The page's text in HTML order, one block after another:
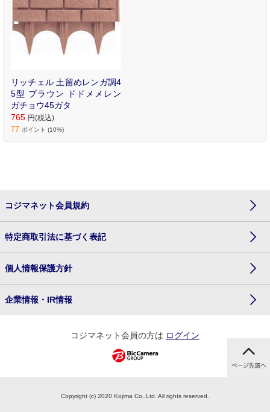
リッチェル 土留めレンガ調4
5型 ブラウン ドドメメレン
ガチョウ45ガタ
765 円(税込)
77 ポイント (10%)
コジマネット会員規約
特定商取引法に基づく表記
個人情報保護方針
企業情報・IR情報
コジマネット会員の方は ログイン
Copyright (c) 2020 Kojima Co.,Ltd. All rights reserved.